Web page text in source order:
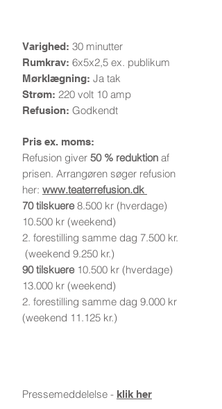
Varighed: 30 minutter
Rumkrav: 6x5x2,5 ex. publikum
Mørklægning: Ja tak
Strøm: 220 volt 10 amp
Refusion: Godkendt
Pris ex. moms:
Refusion giver 50 % reduktion af
prisen. Arrangøren søger refusion
her: www.teaterrefusion.dk
70 tilskuere8.500 kr (hverdage)
10.500 kr (weekend)
2. forestilling samme dag 7.500 kr.
(weekend 9.250 kr.)
90 tilskuere10.500 kr (hverdage)
13.000 kr (weekend)
2. forestilling samme dag 9.000 kr
(weekend 11.125 kr.)
Pressemeddelelse - klik her